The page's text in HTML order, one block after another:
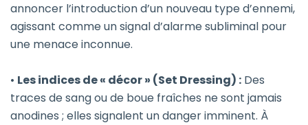
annoncer l’introduction d’un nouveau type d’ennemi,
agissant comme un signal d’alarme subliminal pour
une menace inconnue.
• Les indices de « décor » (Set Dressing) : Des
traces de sang ou de boue fraîches ne sont jamais
anodines ; elles signalent un danger imminent. À